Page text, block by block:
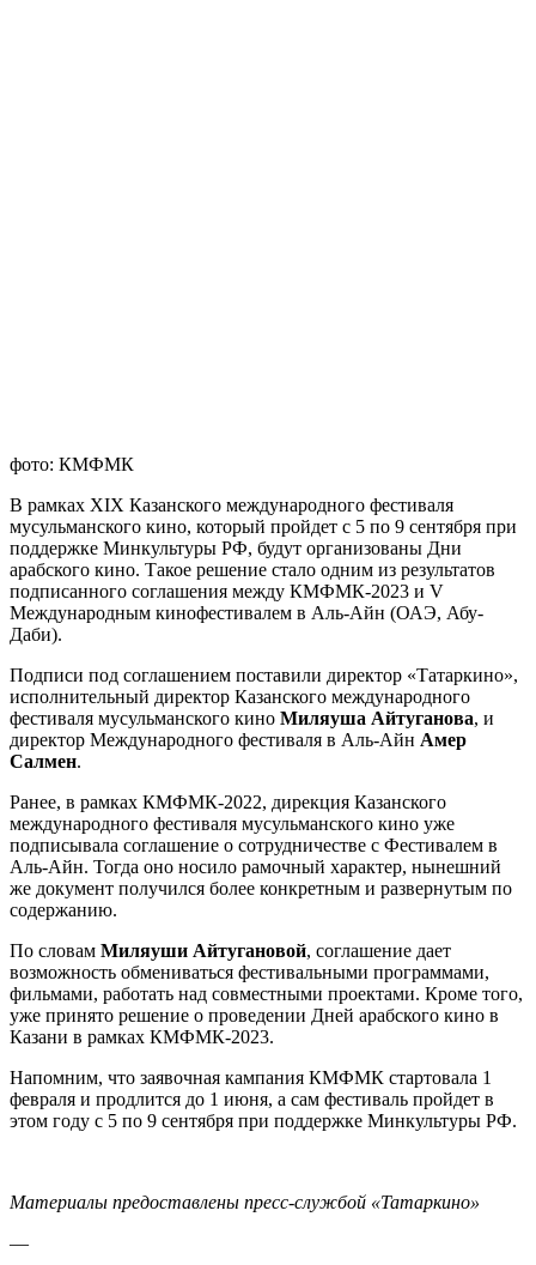
фото: КМФМК
В рамках XIX Казанского международного фестиваля
мусульманского кино, который пройдет с 5 по 9 сентября при
поддержке Минкультуры РФ, будут организованы Дни
арабского кино. Такое решение стало одним из результатов
подписанного соглашения между КМФМК-2023 и V
Международным кинофестивалем в Аль-Айн (ОАЭ, Абу-
Даби).
Подписи под соглашением поставили директор «Татаркино»,
исполнительный директор Казанского международного
фестиваля мусульманского кино Миляуша Айтуганова, и
директор Международного фестиваля в Аль-Айн Амер
Салмен.
Ранее, в рамках КМФМК-2022, дирекция Казанского
международного фестиваля мусульманского кино уже
подписывала соглашение о сотрудничестве с Фестивалем в
Аль-Айн. Тогда оно носило рамочный характер, нынешний
же документ получился более конкретным и развернутым по
содержанию.
По словам Миляуши Айтугановой, соглашение дает
возможность обмениваться фестивальными программами,
фильмами, работать над совместными проектами. Кроме того,
уже принято решение о проведении Дней арабского кино в
Казани в рамках КМФМК-2023.
Напомним, что заявочная кампания КМФМК стартовала 1
февраля и продлится до 1 июня, а сам фестиваль пройдет в
этом году с 5 по 9 сентября при поддержке Минкультуры РФ.
Материалы предоставлены пресс-службой «Татаркино»
—